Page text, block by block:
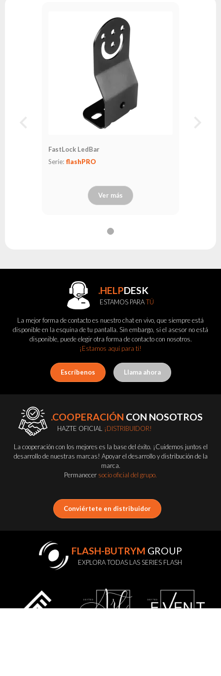
FastLock LedBar
Serie: flashPRO
Ver más
.HELPDESK
ESTAMOS PARATÚ
La mejor forma de contacto es nuestro chat en vivo, que siempre está
disponible en la esquina de tu pantalla. Sin embargo, si el asesor no está
disponible, puede elegir otra forma de contacto con nosotros.
¡Estamos aquí para ti!
Escríbenos Llama ahora
.COOPERACIÓN CON NOSOTROS
HAZTE OFICIAL ¡DISTRIBUIDOR!
La cooperación con los mejores es la base del éxito. ¡Cuidemos juntos el
desarrollo de nuestras marcas! Apoyar el desarrollo y distribución de la
marca.
Permanecer socio oficial del grupo.
Conviértete en distribuidor
FLASH-BUTRYM GROUP
EXPLORA TODAS LAS SERIES FLASH